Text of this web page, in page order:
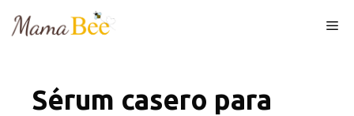
Sérum casero para